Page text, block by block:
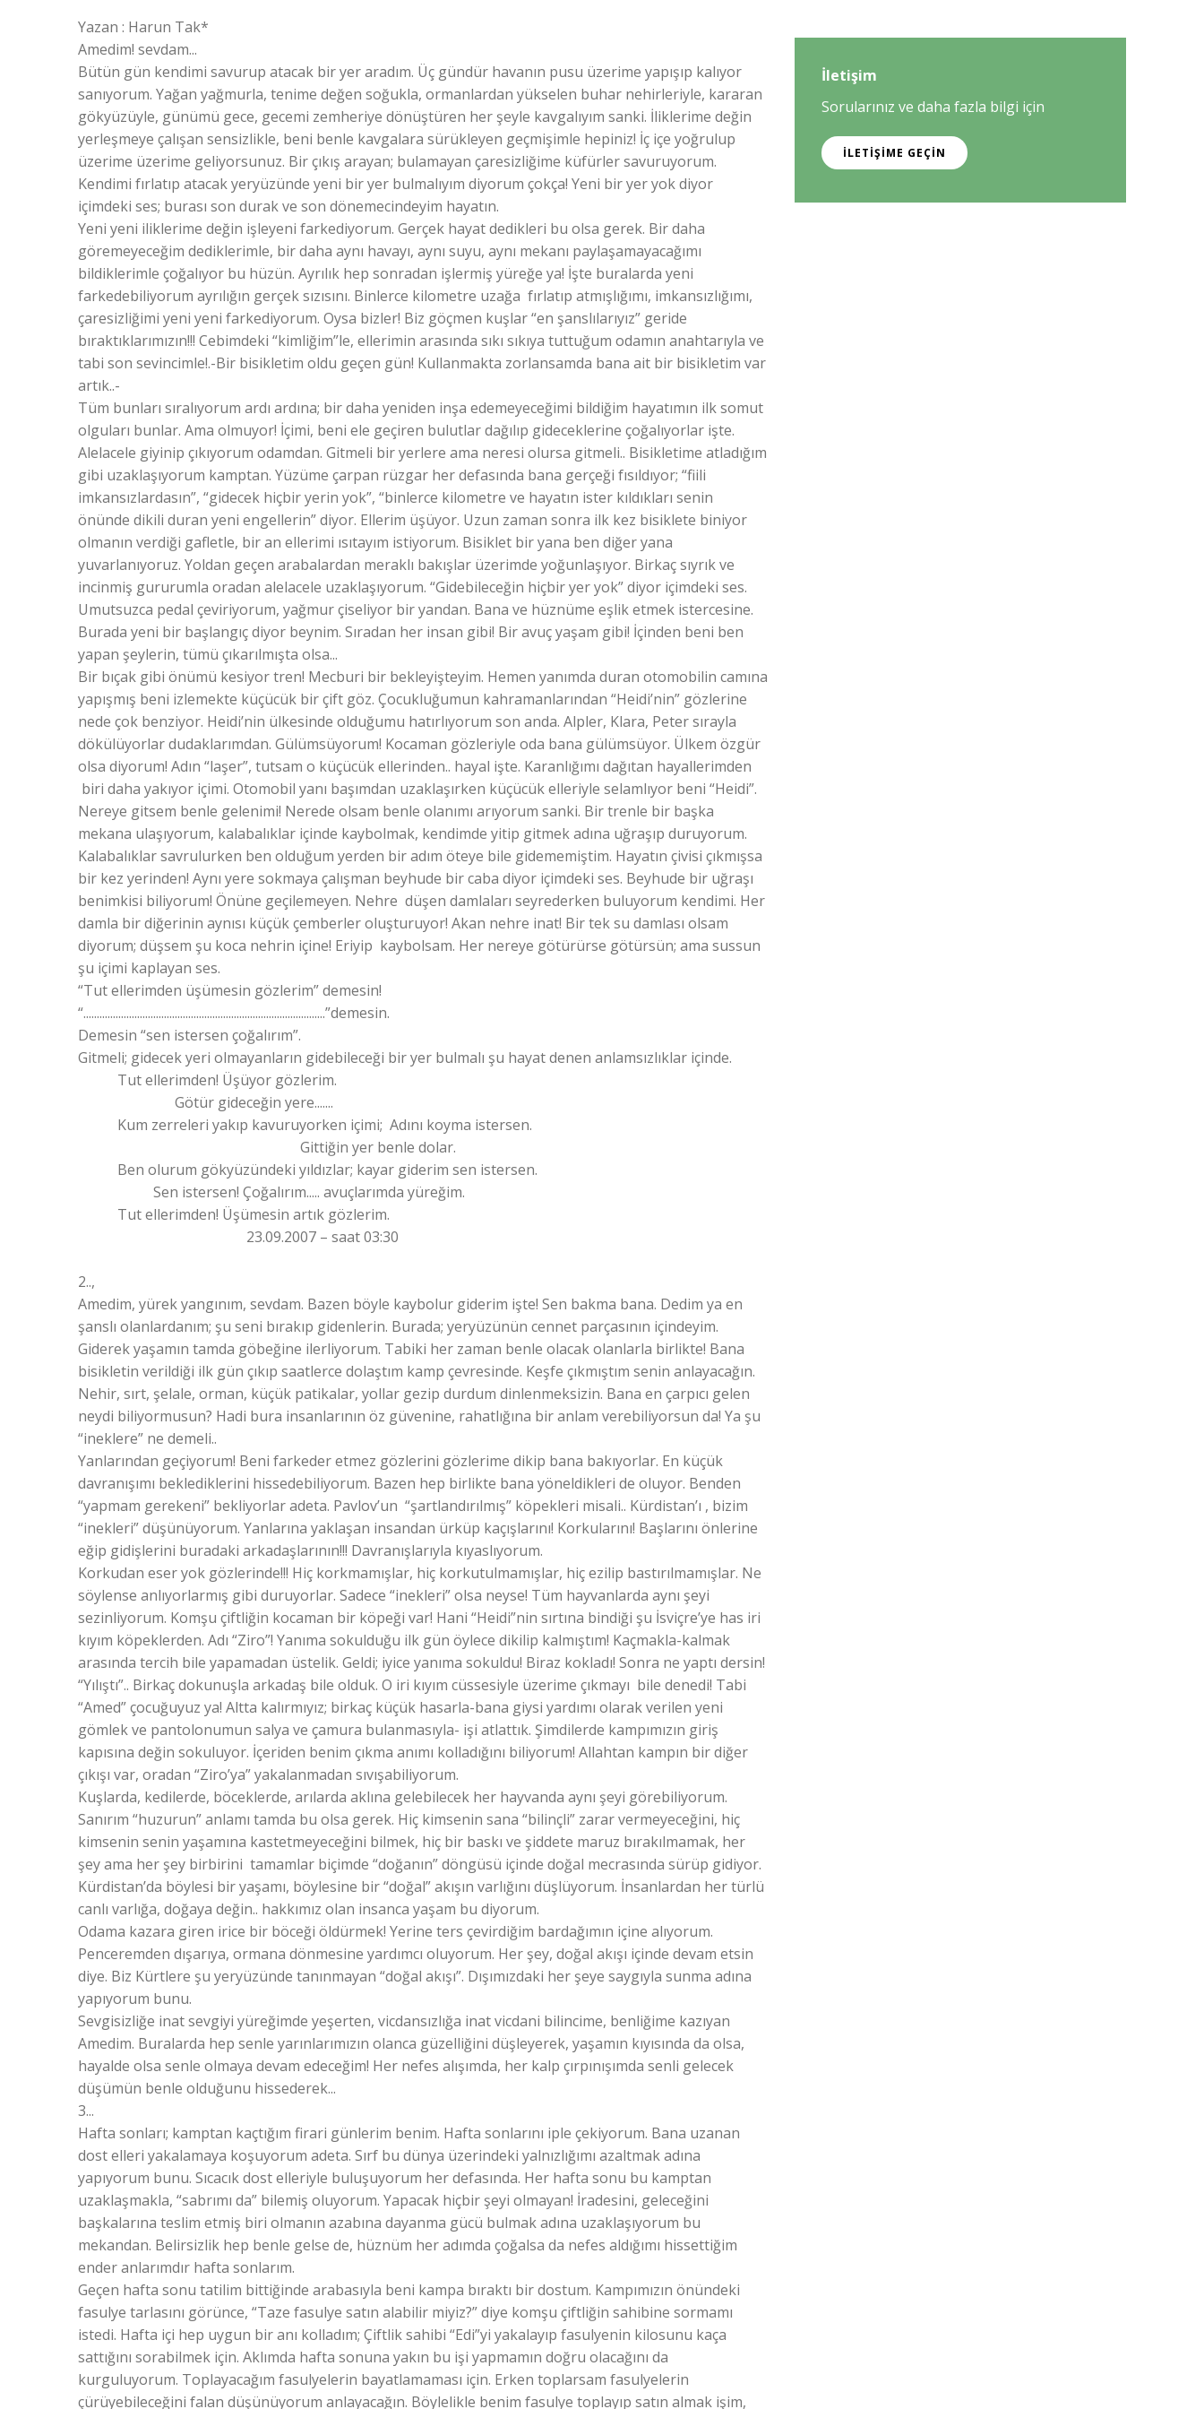
Yazan : Harun Tak*
Amedim! sevdam...
Bütün gün kendimi savurup atacak bir yer aradım. Üç gündür havanın pusu üzerime yapışıp kalıyor
sanıyorum. Yağan yağmurla, tenime değen soğukla, ormanlardan yükselen buhar nehirleriyle, kararan
gökyüzüyle, günümü gece, gecemi zemheriye dönüştüren her şeyle kavgalıyım sanki. İliklerime değin
yerleşmeye çalışan sensizlikle, beni benle kavgalara sürükleyen geçmişimle hepiniz! İç içe yoğrulup
üzerime üzerime geliyorsunuz. Bir çıkış arayan; bulamayan çaresizliğime küfürler savuruyorum.
Kendimi fırlatıp atacak yeryüzünde yeni bir yer bulmalıyım diyorum çokça! Yeni bir yer yok diyor
içimdeki ses; burası son durak ve son dönemecindeyim hayatın.
Yeni yeni iliklerime değin işleyeni farkediyorum. Gerçek hayat dedikleri bu olsa gerek. Bir daha
göremeyeceğim dediklerimle, bir daha aynı havayı, aynı suyu, aynı mekanı paylaşamayacağımı
bildiklerimle çoğalıyor bu hüzün. Ayrılık hep sonradan işlermiş yüreğe ya! İşte buralarda yeni
farkedebiliyorum ayrılığın gerçek sızısını. Binlerce kilometre uzağa fırlatıp atmışlığımı, imkansızlığımı,
çaresizliğimi yeni yeni farkediyorum. Oysa bizler! Biz göçmen kuşlar “en şanslılarıyız” geride
bıraktıklarımızın!!! Cebimdeki “kimliğim”le, ellerimin arasında sıkı sıkıya tuttuğum odamın anahtarıyla ve
tabi son sevincimle!.-Bir bisikletim oldu geçen gün! Kullanmakta zorlansamda bana ait bir bisikletim var
artık..-
Tüm bunları sıralıyorum ardı ardına; bir daha yeniden inşa edemeyeceğimi bildiğim hayatımın ilk somut
olguları bunlar. Ama olmuyor! İçimi, beni ele geçiren bulutlar dağılıp gideceklerine çoğalıyorlar işte.
Alelacele giyinip çıkıyorum odamdan. Gitmeli bir yerlere ama neresi olursa gitmeli.. Bisikletime atladığım
gibi uzaklaşıyorum kamptan. Yüzüme çarpan rüzgar her defasında bana gerçeği fısıldıyor; “fiili
imkansızlardasın”, “gidecek hiçbir yerin yok”, “binlerce kilometre ve hayatın ister kıldıkları senin
önünde dikili duran yeni engellerin” diyor. Ellerim üşüyor. Uzun zaman sonra ilk kez bisiklete biniyor
olmanın verdiği gafletle, bir an ellerimi ısıtayım istiyorum. Bisiklet bir yana ben diğer yana
yuvarlanıyoruz. Yoldan geçen arabalardan meraklı bakışlar üzerimde yoğunlaşıyor. Birkaç sıyrık ve
incinmiş gururumla oradan alelacele uzaklaşıyorum. “Gidebileceğin hiçbir yer yok” diyor içimdeki ses.
Umutsuzca pedal çeviriyorum, yağmur çiseliyor bir yandan. Bana ve hüznüme eşlik etmek istercesine.
Burada yeni bir başlangıç diyor beynim. Sıradan her insan gibi! Bir avuç yaşam gibi! İçinden beni ben
yapan şeylerin, tümü çıkarılmışta olsa...
Bir bıçak gibi önümü kesiyor tren! Mecburi bir bekleyişteyim. Hemen yanımda duran otomobilin camına
yapışmış beni izlemekte küçücük bir çift göz. Çocukluğumun kahramanlarından “Heidi’nin” gözlerine
nede çok benziyor. Heidi’nin ülkesinde olduğumu hatırlıyorum son anda. Alpler, Klara, Peter sırayla
dökülüyorlar dudaklarımdan. Gülümsüyorum! Kocaman gözleriyle oda bana gülümsüyor. Ülkem özgür
olsa diyorum! Adın “laşer”, tutsam o küçücük ellerinden.. hayal işte. Karanlığımı dağıtan hayallerimden
biri daha yakıyor içimi. Otomobil yanı başımdan uzaklaşırken küçücük elleriyle selamlıyor beni “Heidi”.
Nereye gitsem benle gelenimi! Nerede olsam benle olanımı arıyorum sanki. Bir trenle bir başka
mekana ulaşıyorum, kalabalıklar içinde kaybolmak, kendimde yitip gitmek adına uğraşıp duruyorum.
Kalabalıklar savrulurken ben olduğum yerden bir adım öteye bile gidememiştim. Hayatın çivisi çıkmışsa
bir kez yerinden! Aynı yere sokmaya çalışman beyhude bir caba diyor içimdeki ses. Beyhude bir uğraşı
benimkisi biliyorum! Önüne geçilemeyen. Nehre düşen damlaları seyrederken buluyorum kendimi. Her
damla bir diğerinin aynısı küçük çemberler oluşturuyor! Akan nehre inat! Bir tek su damlası olsam
diyorum; düşsem şu koca nehrin içine! Eriyip kaybolsam. Her nereye götürürse götürsün; ama sussun
şu içimi kaplayan ses.
“Tut ellerimden üşümesin gözlerim” demesin!
“..........................................................................................”demesin.
Demesin “sen istersen çoğalırım”.
Gitmeli; gidecek yeri olmayanların gidebileceği bir yer bulmalı şu hayat denen anlamsızlıklar içinde.
Tut ellerimden! Üşüyor gözlerim.
Götür gideceğin yere.......
Kum zerreleri yakıp kavuruyorken içimi; Adını koyma istersen.
Gittiğin yer benle dolar.
Ben olurum gökyüzündeki yıldızlar; kayar giderim sen istersen.
Sen istersen! Çoğalırım..... avuçlarımda yüreğim.
Tut ellerimden! Üşümesin artık gözlerim.
23.09.2007 – saat 03:30
2..,
Amedim, yürek yangınım, sevdam. Bazen böyle kaybolur giderim işte! Sen bakma bana. Dedim ya en
şanslı olanlardanım; şu seni bırakıp gidenlerin. Burada; yeryüzünün cennet parçasının içindeyim.
Giderek yaşamın tamda göbeğine ilerliyorum. Tabiki her zaman benle olacak olanlarla birlikte! Bana
bisikletin verildiği ilk gün çıkıp saatlerce dolaştım kamp çevresinde. Keşfe çıkmıştım senin anlayacağın.
Nehir, sırt, şelale, orman, küçük patikalar, yollar gezip durdum dinlenmeksizin. Bana en çarpıcı gelen
neydi biliyormusun? Hadi bura insanlarının öz güvenine, rahatlığına bir anlam verebiliyorsun da! Ya şu
“ineklere” ne demeli..
Yanlarından geçiyorum! Beni farkeder etmez gözlerini gözlerime dikip bana bakıyorlar. En küçük
davranışımı beklediklerini hissedebiliyorum. Bazen hep birlikte bana yöneldikleri de oluyor. Benden
“yapmam gerekeni” bekliyorlar adeta. Pavlov’un “şartlandırılmış” köpekleri misali.. Kürdistan’ı , bizim
“inekleri” düşünüyorum. Yanlarına yaklaşan insandan ürküp kaçışlarını! Korkularını! Başlarını önlerine
eğip gidişlerini buradaki arkadaşlarının!!! Davranışlarıyla kıyaslıyorum.
Korkudan eser yok gözlerinde!!! Hiç korkmamışlar, hiç korkutulmamışlar, hiç ezilip bastırılmamışlar. Ne
söylense anlıyorlarmış gibi duruyorlar. Sadece “inekleri” olsa neyse! Tüm hayvanlarda aynı şeyi
sezinliyorum. Komşu çiftliğin kocaman bir köpeği var! Hani “Heidi”nin sırtına bindiği şu İsviçre’ye has iri
kıyım köpeklerden. Adı “Ziro”! Yanıma sokulduğu ilk gün öylece dikilip kalmıştım! Kaçmakla-kalmak
arasında tercih bile yapamadan üstelik. Geldi; iyice yanıma sokuldu! Biraz kokladı! Sonra ne yaptı dersin!
“Yılıştı”.. Birkaç dokunuşla arkadaş bile olduk. O iri kıyım cüssesiyle üzerime çıkmayı bile denedi! Tabi
“Amed” çocuğuyuz ya! Altta kalırmıyız; birkaç küçük hasarla-bana giysi yardımı olarak verilen yeni
gömlek ve pantolonumun salya ve çamura bulanmasıyla- işi atlattık. Şimdilerde kampımızın giriş
kapısına değin sokuluyor. İçeriden benim çıkma anımı kolladığını biliyorum! Allahtan kampın bir diğer
çıkışı var, oradan “Ziro’ya” yakalanmadan sıvışabiliyorum.
Kuşlarda, kedilerde, böceklerde, arılarda aklına gelebilecek her hayvanda aynı şeyi görebiliyorum.
Sanırım “huzurun” anlamı tamda bu olsa gerek. Hiç kimsenin sana “bilinçli” zarar vermeyeceğini, hiç
kimsenin senin yaşamına kastetmeyeceğini bilmek, hiç bir baskı ve şiddete maruz bırakılmamak, her
şey ama her şey birbirini tamamlar biçimde “doğanın” döngüsü içinde doğal mecrasında sürüp gidiyor.
Kürdistan’da böylesi bir yaşamı, böylesine bir “doğal” akışın varlığını düşlüyorum. İnsanlardan her türlü
canlı varlığa, doğaya değin.. hakkımız olan insanca yaşam bu diyorum.
Odama kazara giren irice bir böceği öldürmek! Yerine ters çevirdiğim bardağımın içine alıyorum.
Penceremden dışarıya, ormana dönmesine yardımcı oluyorum. Her şey, doğal akışı içinde devam etsin
diye. Biz Kürtlere şu yeryüzünde tanınmayan “doğal akışı”. Dışımızdaki her şeye saygıyla sunma adına
yapıyorum bunu.
Sevgisizliğe inat sevgiyi yüreğimde yeşerten, vicdansızlığa inat vicdani bilincime, benliğime kazıyan
Amedim. Buralarda hep senle yarınlarımızın olanca güzelliğini düşleyerek, yaşamın kıyısında da olsa,
hayalde olsa senle olmaya devam edeceğim! Her nefes alışımda, her kalp çırpınışımda senli gelecek
düşümün benle olduğunu hissederek...
3...
Hafta sonları; kamptan kaçtığım firari günlerim benim. Hafta sonlarını iple çekiyorum. Bana uzanan
dost elleri yakalamaya koşuyorum adeta. Sırf bu dünya üzerindeki yalnızlığımı azaltmak adına
yapıyorum bunu. Sıcacık dost elleriyle buluşuyorum her defasında. Her hafta sonu bu kamptan
uzaklaşmakla, “sabrımı da” bilemiş oluyorum. Yapacak hiçbir şeyi olmayan! İradesini, geleceğini
başkalarına teslim etmiş biri olmanın azabına dayanma gücü bulmak adına uzaklaşıyorum bu
mekandan. Belirsizlik hep benle gelse de, hüznüm her adımda çoğalsa da nefes aldığımı hissettiğim
ender anlarımdır hafta sonlarım.
Geçen hafta sonu tatilim bittiğinde arabasıyla beni kampa bıraktı bir dostum. Kampımızın önündeki
fasulye tarlasını görünce, “Taze fasulye satın alabilir miyiz?” diye komşu çiftliğin sahibine sormamı
istedi. Hafta içi hep uygun bir anı kolladım; Çiftlik sahibi “Edi”yi yakalayıp fasulyenin kilosunu kaça
sattığını sorabilmek için. Aklımda hafta sonuna yakın bu işi yapmamın doğru olacağını da
kurguluyorum. Toplayacağım fasulyelerin bayatlamaması için. Erken toplarsam fasulyelerin
çürüyebileceğini falan düşünüyorum anlayacağın. Böylelikle benim fasulye toplayıp satın almak işim,
İletişim
Sorularınız ve daha fazla bilgi için
İLETIŞIME GEÇIN